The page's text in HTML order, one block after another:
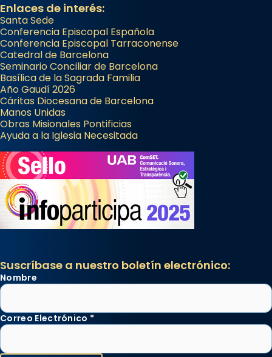
Enlaces de interés:
Santa Sede
Conferencia Episcopal Española
Conferencia Episcopal Tarraconense
Catedral de Barcelona
Seminario Conciliar de Barcelona
Basílica de la Sagrada Familia
Año Gaudí 2026
Cáritas Diocesana de Barcelona
Manos Unidas
Obras Misionales Pontificias
Ayuda a la Iglesia Necesitada
Suscríbase a nuestro boletín electrónico:
Nombre
Correo Electrónico *